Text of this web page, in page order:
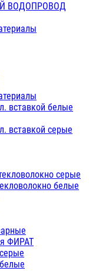
ВОДОПРОВОД
вставкой белые
вставкой серые
серые
белые
ФИРАТ